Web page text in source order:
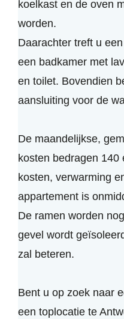
koelkast en de oven
worden.
Daarachter treft u
een badkamer met
en toilet. Bovendien
aansluiting voor de
De maandelijkse,
kosten bedragen 140
kosten, verwarming
appartement is
De ramen worden
gevel wordt
zal beteren.
Bent u op zoek naar
een toplocatie te